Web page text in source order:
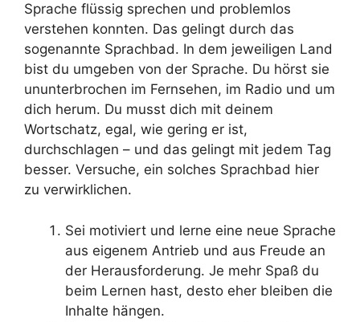
Sprache flüssig sprechen und problemlos
verstehen konnten. Das gelingt durch das
sogenannte Sprachbad. In dem jeweiligen Land
bist du umgeben von der Sprache. Du hörst sie
ununterbrochen im Fernsehen, im Radio und um
dich herum. Du musst dich mit deinem
Wortschatz, egal, wie gering er ist,
durchschlagen – und das gelingt mit jedem Tag
besser. Versuche, ein solches Sprachbad hier
zu verwirklichen.
Sei motiviert und lerne eine neue Sprache
aus eigenem Antrieb und aus Freude an
der Herausforderung. Je mehr Spaß du
beim Lernen hast, desto eher bleiben die
Inhalte hängen.